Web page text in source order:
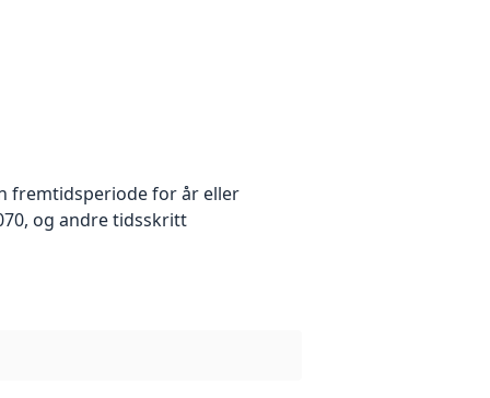
fremtidsperiode for år eller
og andre tidsskritt